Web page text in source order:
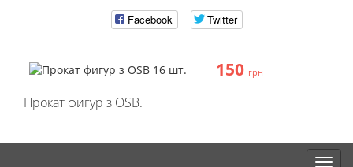
Facebook Twitter
150 грн
Прокат фигур з OSB.